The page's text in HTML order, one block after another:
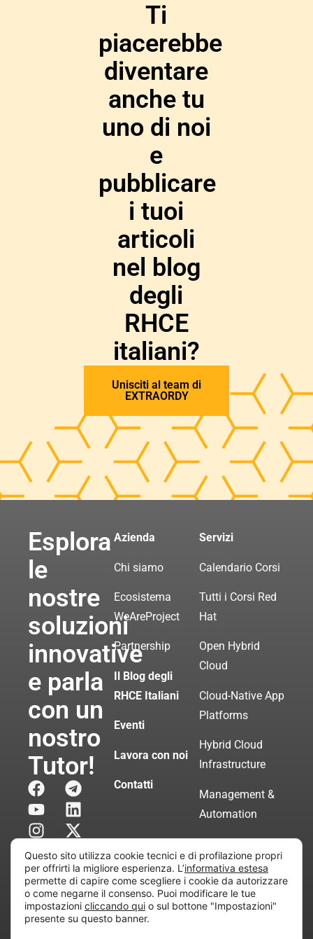
Ti
piacerebbe
diventare
anche tu
uno di noi
e
pubblicare
i tuoi
articoli
nel blog
degli
RHCE
italiani?
Unisciti al team di
EXTRAORDY
Esplora
le
nostre
soluzioni
innovative
e parla
con un
nostro
Tutor!
Azienda
Chi siamo
Ecosistema
WeAreProject
Partnership
Il Blog degli
RHCE Italiani
Eventi
Lavora con noi
Contatti
Servizi
Calendario Corsi
Tutti i Corsi Red
Hat
Open Hybrid
Cloud
Cloud-Native App
Platforms
Hybrid Cloud
Infrastructure
Management &
Automation
Servizi di
Consulenza
Certificata
Questo sito utilizza cookie tecnici e di profilazione propri
per offrirti la migliore esperienza. L’informativa estesa
permette di capire come scegliere i cookie da autorizzare
o come negarne il consenso. Puoi modificare le tue
impostazioni cliccando qui o sul bottone "Impostazioni"
presente su questo banner.